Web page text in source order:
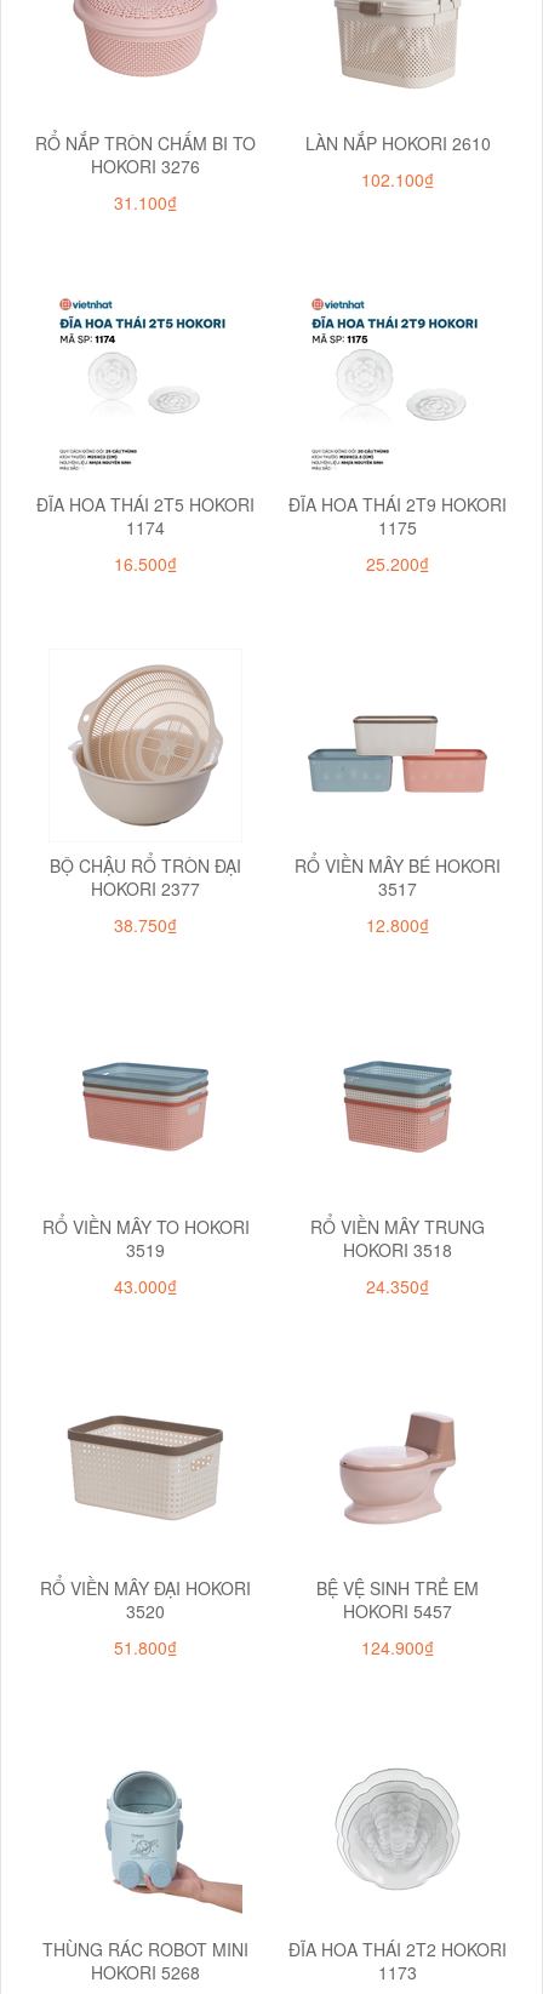
RỔ NẮP TRÒN CHẤM BI TO
HOKORI 3276
31.100₫
LÀN NẮP HOKORI 2610
102.100₫
ĐĨA HOA THÁI 2T5 HOKORI
1174
16.500₫
ĐĨA HOA THÁI 2T9 HOKORI
1175
25.200₫
BỘ CHẬU RỔ TRÒN ĐẠI
HOKORI 2377
38.750₫
RỔ VIỀN MÂY BÉ HOKORI
3517
12.800₫
RỔ VIỀN MÂY TO HOKORI
3519
43.000₫
RỔ VIỀN MÂY TRUNG
HOKORI 3518
24.350₫
RỔ VIỀN MÂY ĐẠI HOKORI
3520
51.800₫
BỆ VỆ SINH TRẺ EM
HOKORI 5457
124.900₫
THÙNG RÁC ROBOT MINI
HOKORI 5268
ĐĨA HOA THÁI 2T2 HOKORI
1173